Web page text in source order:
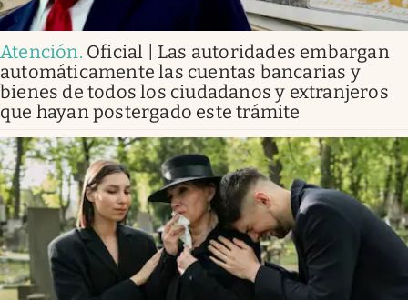
Atención. Oficial | Las autoridades embargan
automáticamente las cuentas bancarias y
bienes de todos los ciudadanos y extranjeros
que hayan postergado este trámite